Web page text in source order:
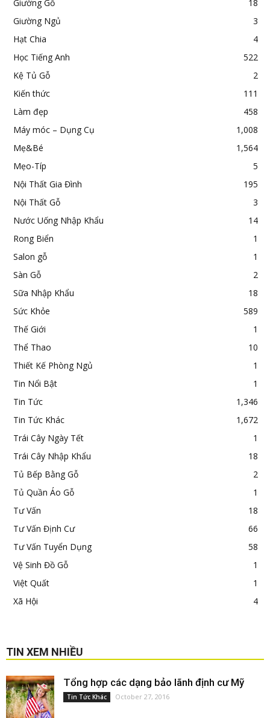
Giường Gỗ
18
Giường Ngủ
3
Hạt Chia
4
Học Tiếng Anh
522
Kệ Tủ Gỗ
2
Kiến thức
111
Làm đẹp
458
Máy móc – Dụng Cụ
1,008
Mẹ&Bé
1,564
Mẹo-Típ
5
Nội Thất Gia Đình
195
Nội Thất Gỗ
3
Nước Uống Nhập Khẩu
14
Rong Biển
1
Salon gỗ
1
Sàn Gỗ
2
Sữa Nhập Khẩu
18
Sức Khỏe
589
Thế Giới
1
Thể Thao
10
Thiết Kế Phòng Ngủ
1
Tin Nổi Bật
1
Tin Tức
1,346
Tin Tức Khác
1,672
Trái Cây Ngày Tết
1
Trái Cây Nhập Khẩu
18
Tủ Bếp Bằng Gỗ
2
Tủ Quần Áo Gỗ
1
Tư Vấn
18
Tư Vấn Định Cư
66
Tư Vấn Tuyển Dụng
58
Vệ Sinh Đồ Gỗ
1
Việt Quất
1
Xã Hội
4
TIN XEM NHIỀU
Tổng hợp các dạng bảo lãnh định cư Mỹ
Tin Tức Khác October 27, 2016